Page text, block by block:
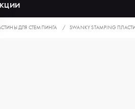
ДЛЯ СТЕМПИНГА SWANKY STAMPING